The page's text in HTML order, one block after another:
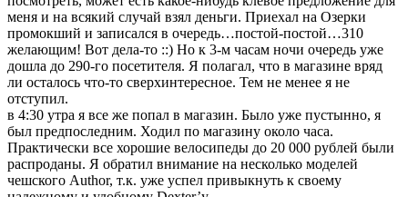
меня и на всякий случай взял деньги. Приехал на Озерки
промокший и записался в очередь…постой-постой…310
желающим! Вот дела-то ::) Но к 3-м часам ночи очередь уже
дошла до 290-го посетителя. Я полагал, что в магазине вряд
ли осталось что-то сверхинтересное. Тем не менее я не
отступил.
в 4:30 утра я все же попал в магазин. Было уже пустынно, я
был предпоследним. Ходил по магазину около часа.
Практически все хорошие велосипеды до 20 000 рублей были
распроданы. Я обратил внимание на несколько моделей
чешского Author, т.к. уже успел привыкнуть к своему